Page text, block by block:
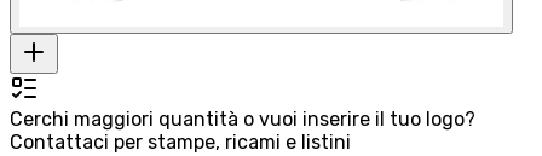
Cerchi maggiori quantità o vuoi inserire il tuo logo?
Contattaci per stampe, ricami e listini